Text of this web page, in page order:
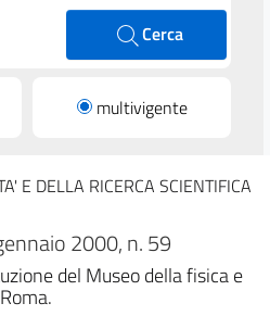
Cerca
multivigente
E DELLA RICERCA SCIENTIFICA
2000, n. 59
del Museo della fisica e